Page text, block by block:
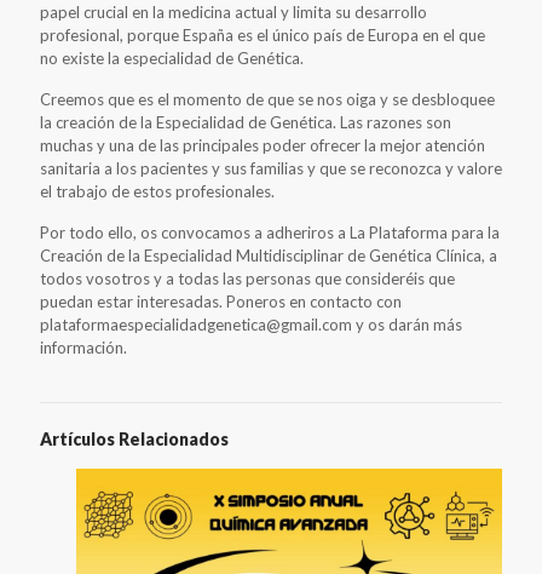
papel crucial en la medicina actual y limita su desarrollo
profesional, porque España es el único país de Europa en el que
no existe la especialidad de Genética.
Creemos que es el momento de que se nos oiga y se desbloquee
la creación de la Especialidad de Genética. Las razones son
muchas y una de las principales poder ofrecer la mejor atención
sanitaria a los pacientes y sus familias y que se reconozca y valore
el trabajo de estos profesionales.
Por todo ello, os convocamos a adheriros a La Plataforma para la
Creación de la Especialidad Multidisciplinar de Genética Clínica, a
todos vosotros y a todas las personas que consideréis que
puedan estar interesadas. Poneros en contacto con
plataformaespecialidadgenetica@gmail.com y os darán más
información.
Artículos Relacionados